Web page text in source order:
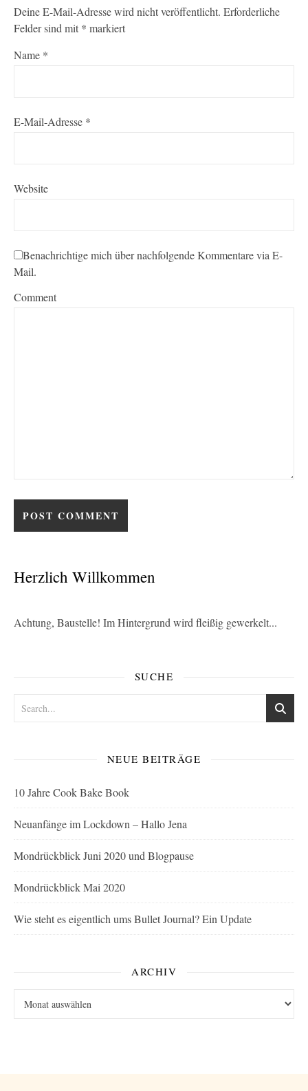
Deine E-Mail-Adresse wird nicht veröffentlicht. Erforderliche
Felder sind mit * markiert
Name *
E-Mail-Adresse *
Website
Benachrichtige mich über nachfolgende Kommentare via E-
Mail.
Comment
Herzlich Willkommen
Achtung, Baustelle! Im Hintergrund wird fleißig gewerkelt...
SUCHE
NEUE BEITRÄGE
10 Jahre Cook Bake Book
Neuanfänge im Lockdown – Hallo Jena
Mondrückblick Juni 2020 und Blogpause
Mondrückblick Mai 2020
Wie steht es eigentlich ums Bullet Journal? Ein Update
ARCHIV